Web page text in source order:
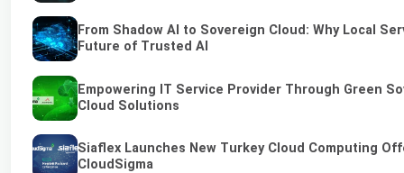
From Shadow AI to Sovereign Cloud: Why Local
Future of Trusted AI
Empowering IT Service Provider Through Green
Cloud Solutions
Siaflex Launches New Turkey Cloud Computing
CloudSigma